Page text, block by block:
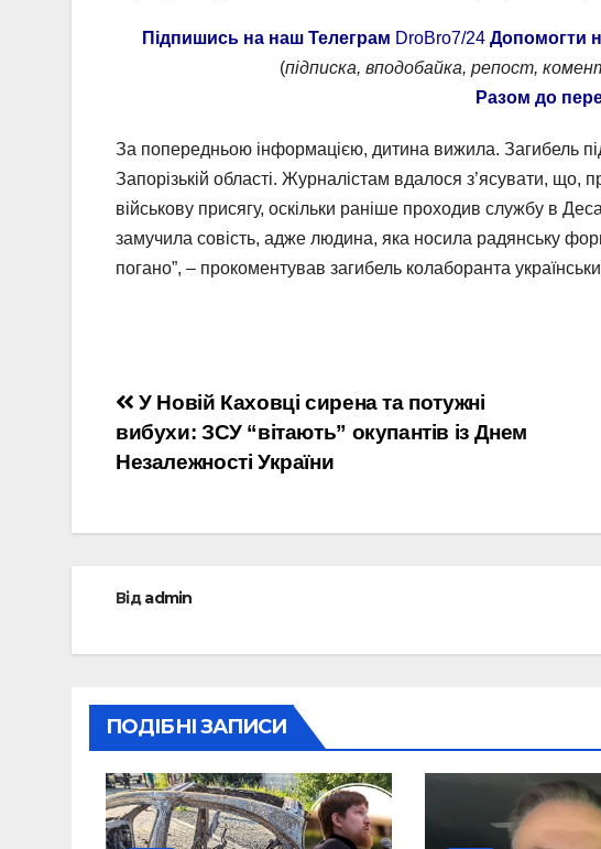
Підпишись на наш Телеграм DroBro7/24 Допомогти
(підписка, вподобайка, репост,
Разом до
За попередньою інформацією, дитина вижила. Загибель
Запорізькій області. Журналістам вдалося з’ясувати,
військову присягу, оскільки раніше проходив службу в
замучила совість, адже людина, яка носила радянську
погано”, – прокоментував загибель колаборанта
Навігація
записів
У Новій Каховці сирена та потужні
вибухи: ЗСУ “вітають” окупантів із Днем
Незалежності України
Відadmin
ПОДІБНІ ЗАПИСИ